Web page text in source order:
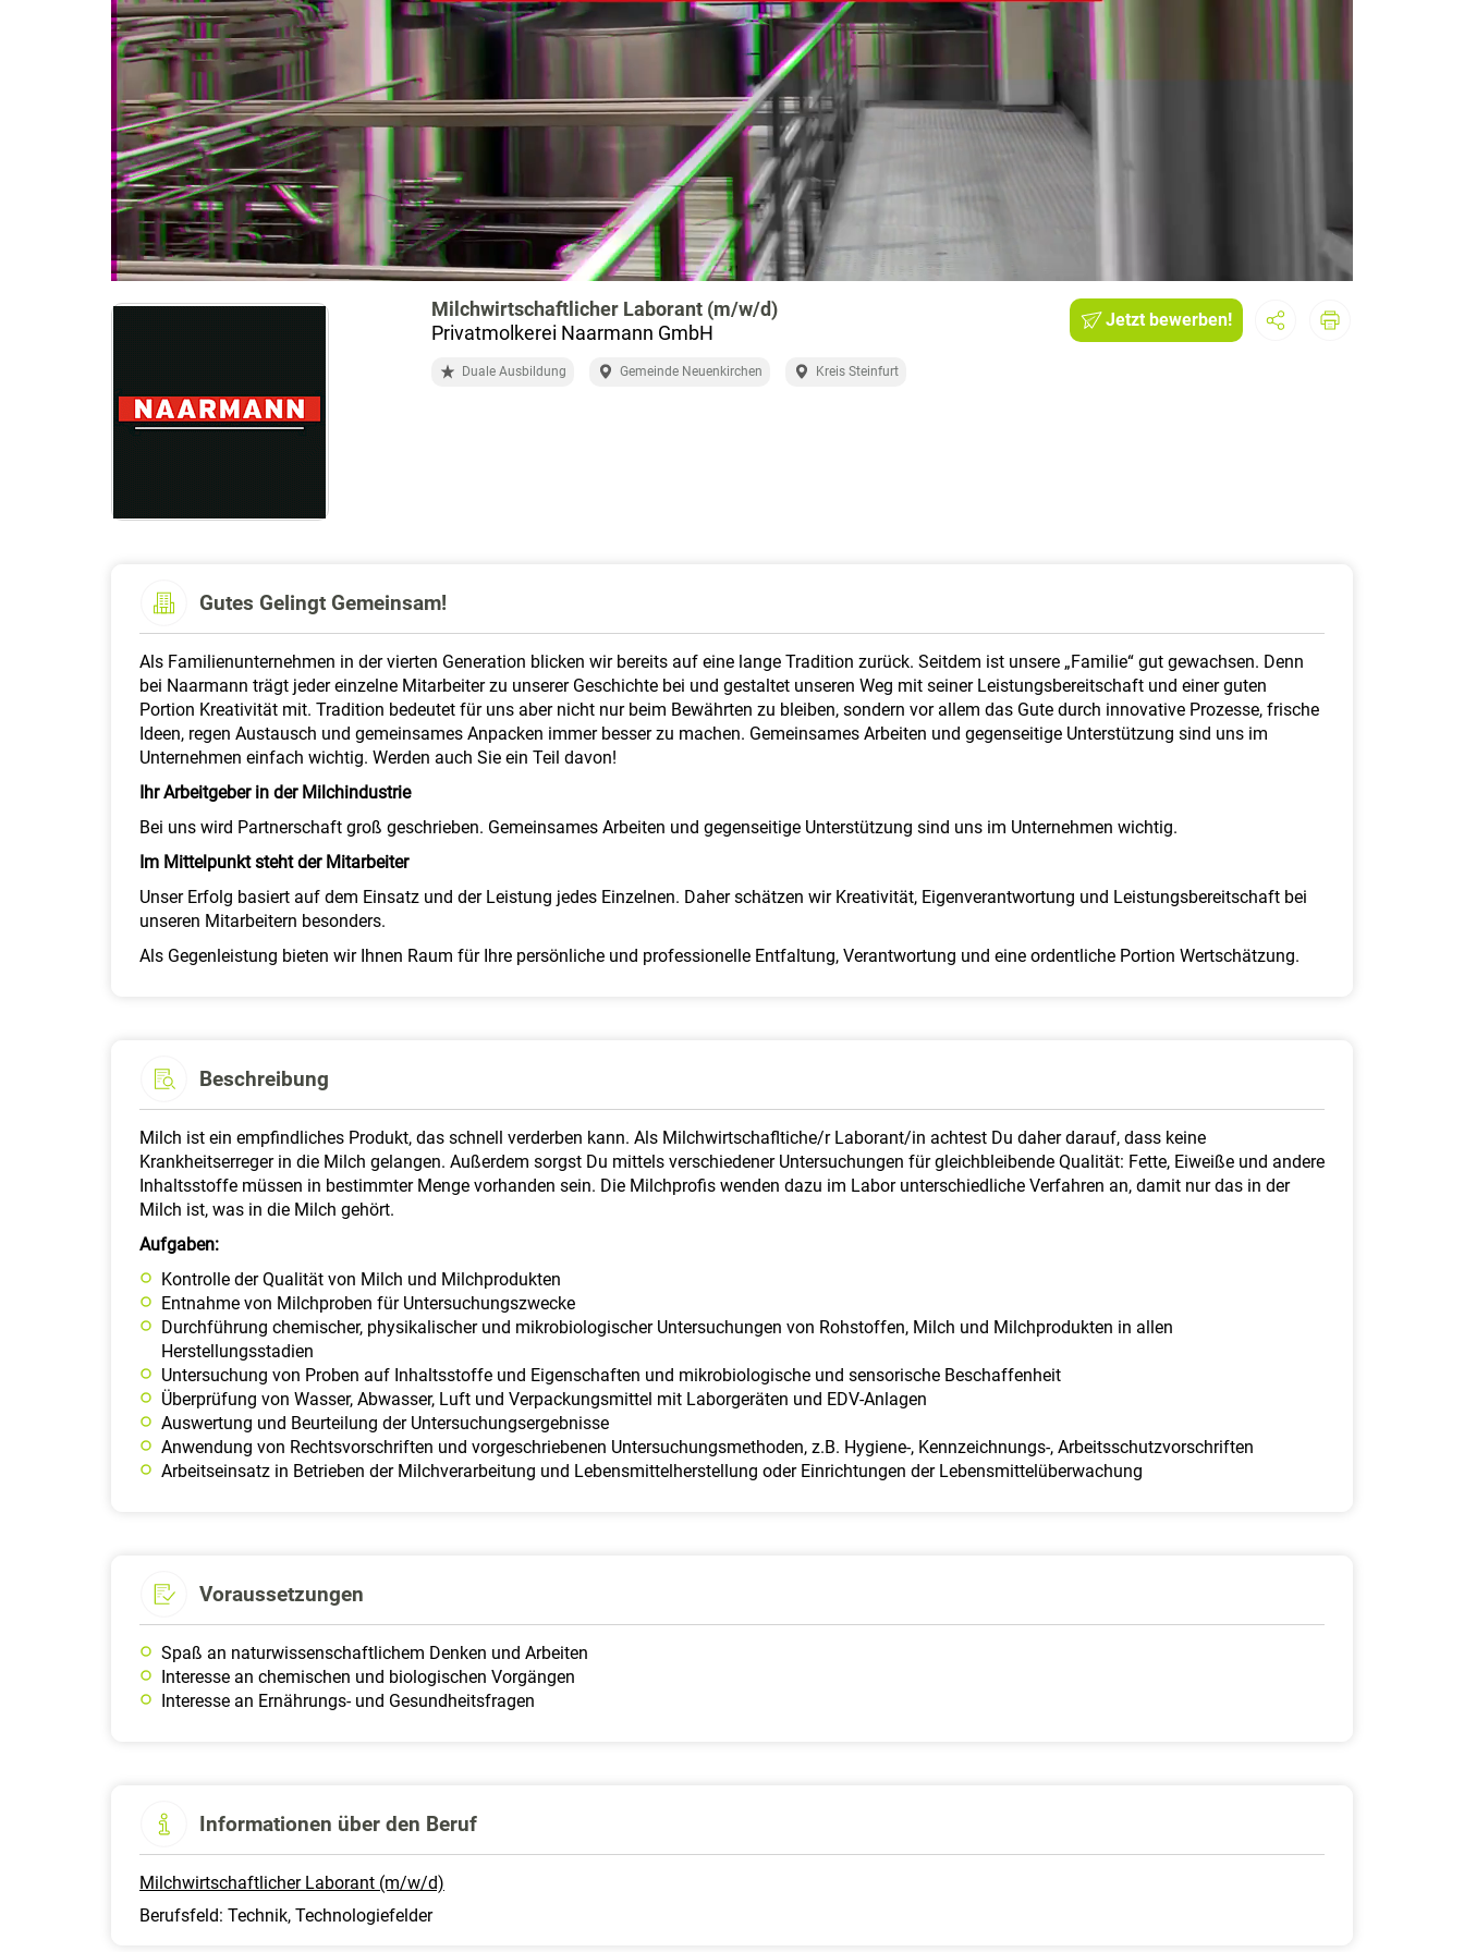
Milchwirtschaftlicher Laborant (m/w/d)
Privatmolkerei Naarmann GmbH
Jetzt bewerben!
Duale Ausbildung Gemeinde Neuenkirchen Kreis Steinfurt
Gutes Gelingt Gemeinsam!
Als Familienunternehmen in der vierten Generation blicken wir bereits auf eine lange Tradition zurück. Seitdem ist unsere „Familie“ gut gewachsen. Denn
bei Naarmann trägt jeder einzelne Mitarbeiter zu unserer Geschichte bei und gestaltet unseren Weg mit seiner Leistungsbereitschaft und einer guten
Portion Kreativität mit. Tradition bedeutet für uns aber nicht nur beim Bewährten zu bleiben, sondern vor allem das Gute durch innovative Prozesse, frische
Ideen, regen Austausch und gemeinsames Anpacken immer besser zu machen. Gemeinsames Arbeiten und gegenseitige Unterstützung sind uns im
Unternehmen einfach wichtig. Werden auch Sie ein Teil davon!
Ihr Arbeitgeber in der Milchindustrie
Bei uns wird Partnerschaft groß geschrieben. Gemeinsames Arbeiten und gegenseitige Unterstützung sind uns im Unternehmen wichtig.
Im Mittelpunkt steht der Mitarbeiter
Unser Erfolg basiert auf dem Einsatz und der Leistung jedes Einzelnen. Daher schätzen wir Kreativität, Eigenverantwortung und Leistungsbereitschaft bei
unseren Mitarbeitern besonders.
Als Gegenleistung bieten wir Ihnen Raum für Ihre persönliche und professionelle Entfaltung, Verantwortung und eine ordentliche Portion Wertschätzung.
Beschreibung
Milch ist ein empfindliches Produkt, das schnell verderben kann. Als Milchwirtschafltiche/r Laborant/in achtest Du daher darauf, dass keine
Krankheitserreger in die Milch gelangen. Außerdem sorgst Du mittels verschiedener Untersuchungen für gleichbleibende Qualität: Fette, Eiweiße und andere
Inhaltsstoffe müssen in bestimmter Menge vorhanden sein. Die Milchprofis wenden dazu im Labor unterschiedliche Verfahren an, damit nur das in der
Milch ist, was in die Milch gehört.
Aufgaben:
Kontrolle der Qualität von Milch und Milchprodukten
Entnahme von Milchproben für Untersuchungszwecke
Durchführung chemischer, physikalischer und mikrobiologischer Untersuchungen von Rohstoffen, Milch und Milchprodukten in allen
Herstellungsstadien
Untersuchung von Proben auf Inhaltsstoffe und Eigenschaften und mikrobiologische und sensorische Beschaffenheit
Überprüfung von Wasser, Abwasser, Luft und Verpackungsmittel mit Laborgeräten und EDV-Anlagen
Auswertung und Beurteilung der Untersuchungsergebnisse
Anwendung von Rechtsvorschriften und vorgeschriebenen Untersuchungsmethoden, z.B. Hygiene-, Kennzeichnungs-, Arbeitsschutzvorschriften
Arbeitseinsatz in Betrieben der Milchverarbeitung und Lebensmittelherstellung oder Einrichtungen der Lebensmittelüberwachung
Voraussetzungen
Spaß an naturwissenschaftlichem Denken und Arbeiten
Interesse an chemischen und biologischen Vorgängen
Interesse an Ernährungs- und Gesundheitsfragen
Informationen über den Beruf
Milchwirtschaftlicher Laborant (m/w/d)
Berufsfeld: Technik, Technologiefelder